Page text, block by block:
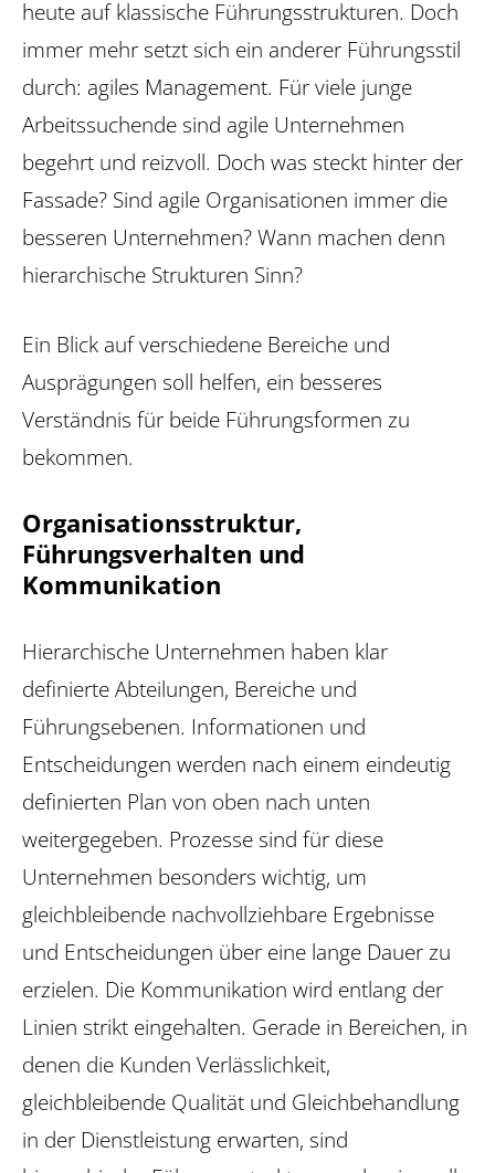
heute auf klassische Führungsstrukturen. Doch
immer mehr setzt sich ein anderer Führungsstil
durch: agiles Management. Für viele junge
Arbeitssuchende sind agile Unternehmen
begehrt und reizvoll. Doch was steckt hinter der
Fassade? Sind agile Organisationen immer die
besseren Unternehmen? Wann machen denn
hierarchische Strukturen Sinn?
Ein Blick auf verschiedene Bereiche und
Ausprägungen soll helfen, ein besseres
Verständnis für beide Führungsformen zu
bekommen.
Organisationsstruktur,
Führungsverhalten und
Kommunikation
Hierarchische Unternehmen haben klar
definierte Abteilungen, Bereiche und
Führungsebenen. Informationen und
Entscheidungen werden nach einem eindeutig
definierten Plan von oben nach unten
weitergegeben. Prozesse sind für diese
Unternehmen besonders wichtig, um
gleichbleibende nachvollziehbare Ergebnisse
und Entscheidungen über eine lange Dauer zu
erzielen. Die Kommunikation wird entlang der
Linien strikt eingehalten. Gerade in Bereichen, in
denen die Kunden Verlässlichkeit,
gleichbleibende Qualität und Gleichbehandlung
in der Dienstleistung erwarten, sind